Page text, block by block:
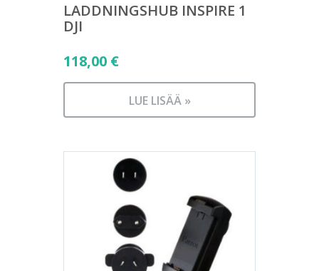
LADDNINGSHUB INSPIRE 1
DJI
118,00 €
LUE LISÄÄ »